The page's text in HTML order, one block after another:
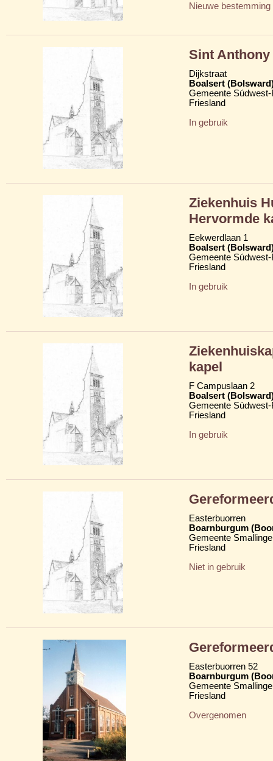
Nieuwe bestemming
Sint
Dijkstraat
Boalsert
Gemeente
Friesland
In gebruik
Ziekenhuis
Hervormde
Eekwerdlaan 1
Boalsert
Gemeente
Friesland
In gebruik
kapel
F Campuslaan 2
Boalsert
Gemeente
Friesland
In gebruik
Easterbuorren
Boarnburgum
Gemeente
Friesland
Niet in gebruik
Easterbuorren 52
Boarnburgum
Gemeente
Friesland
Overgenomen